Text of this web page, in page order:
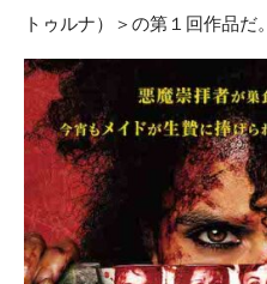
トゥルナ）＞の第１回作品だ。